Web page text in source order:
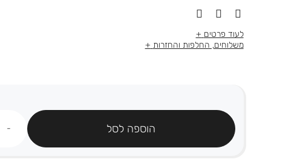
לעוד פרטים
משלוחים, החלפות והחזרות
הוספה לסל